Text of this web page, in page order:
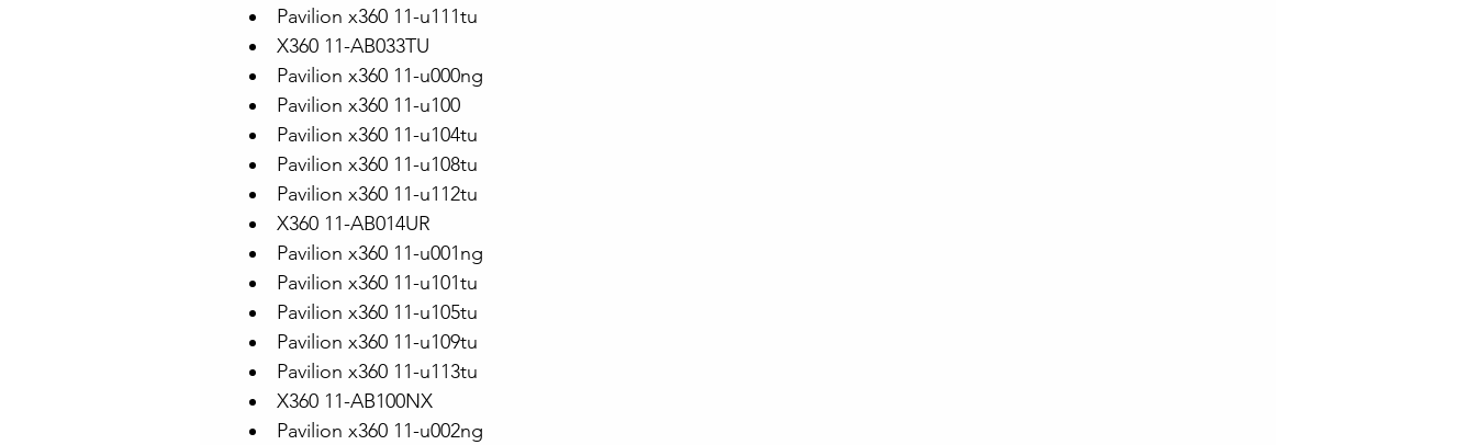
Pavilion x360 11-u111tu
X360 11-AB033TU
Pavilion x360 11-u000ng
Pavilion x360 11-u100
Pavilion x360 11-u104tu
Pavilion x360 11-u108tu
Pavilion x360 11-u112tu
X360 11-AB014UR
Pavilion x360 11-u001ng
Pavilion x360 11-u101tu
Pavilion x360 11-u105tu
Pavilion x360 11-u109tu
Pavilion x360 11-u113tu
X360 11-AB100NX
Pavilion x360 11-u002ng